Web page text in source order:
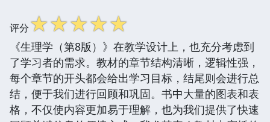
评分☆☆☆☆☆
《生理学（第8版）》在教学设计上，也充分考虑到
了学习者的需求。教材的章节结构清晰，逻辑性强，
每个章节的开头都会给出学习目标，结尾则会进行总
结，便于我们进行回顾和巩固。书中大量的图表和表
格，不仅使内容更加易于理解，也为我们提供了快速